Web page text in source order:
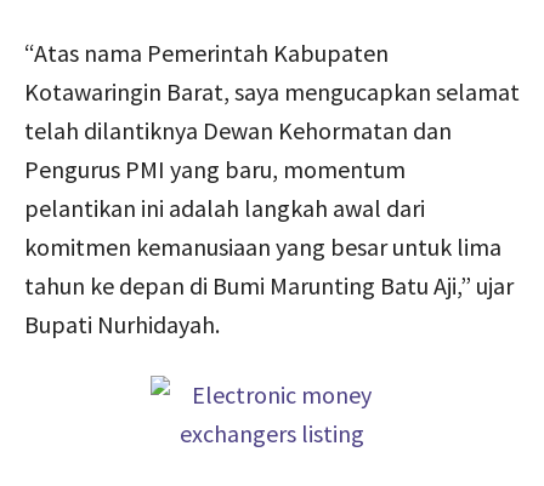
“Atas nama Pemerintah Kabupaten
Kotawaringin Barat, saya mengucapkan selamat
telah dilantiknya Dewan Kehormatan dan
Pengurus PMI yang baru, momentum
pelantikan ini adalah langkah awal dari
komitmen kemanusiaan yang besar untuk lima
tahun ke depan di Bumi Marunting Batu Aji,” ujar
Bupati Nurhidayah.